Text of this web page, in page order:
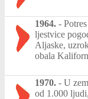
1964. -
ljestvice
Aljaske,
obala
1970. - U
od 1.000